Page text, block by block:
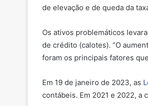
de elevação e de queda da
Os ativos problemáticos
de crédito (calotes). “O
foram os principais fatores
Em 19 de janeiro de 2023, as
contábeis. Em 2021 e 2022, a